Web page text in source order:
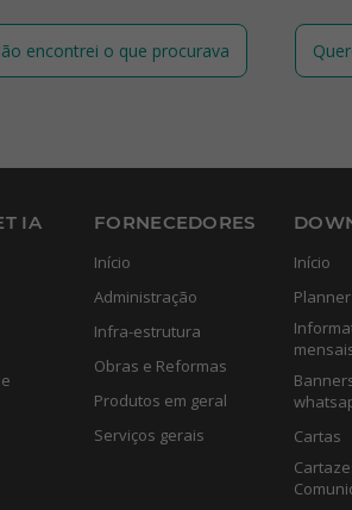
encontrei o que procurava
IA FORNECEDORES
Início
Administração
Infra-estrutura
Obras e Reformas
Produtos em geral
Serviços gerais
Início
Cartas